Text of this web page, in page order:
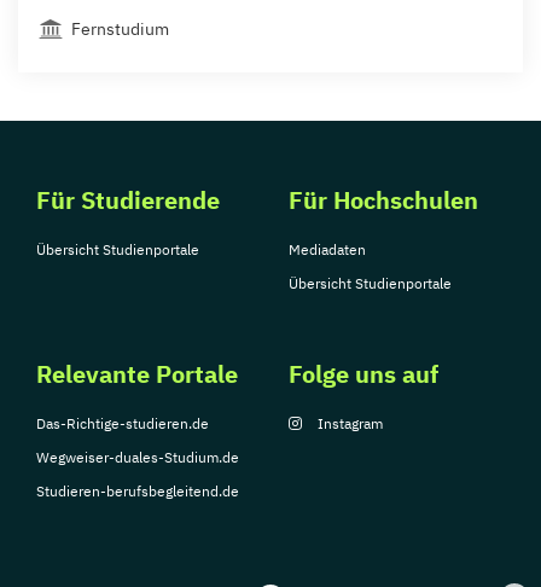
Fernstudium
Für Studierende
Übersicht Studienportale
Für Hochschulen
Mediadaten
Übersicht Studienportale
Relevante Portale
Das-Richtige-studieren.de
Wegweiser-duales-Studium.de
Studieren-berufsbegleitend.de
Folge uns auf
Instagram